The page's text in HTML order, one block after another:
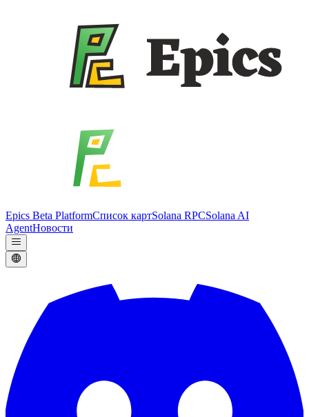
Epics Beta PlatformСписок картSolana RPCSolana AI
AgentНовости